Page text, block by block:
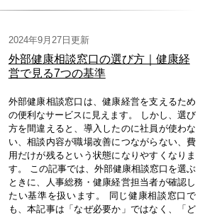
2024年9月27日更新
外部健康相談窓口の選び方｜健康経
営で見る7つの基準
外部健康相談窓口は、健康経営を支えるため
の便利なサービスに見えます。 しかし、選び
方を間違えると、導入したのに社員が使わな
い、相談内容が職場改善につながらない、費
用だけが残るという状態になりやすくなりま
す。 この記事では、外部健康相談窓口を選ぶ
ときに、人事総務・健康経営担当者が確認し
たい基準を扱います。 同じ健康相談窓口で
も、本記事は「なぜ必要か」ではなく、「ど